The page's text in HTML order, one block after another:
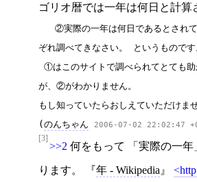
ゴリオ暦では一年は何日と計算
②実際の一年は何日であるとされ
ぞれ調べてきなさい。 というものです
①はこのサイトで調べられてとても助
が、②がわかりません。
もし知っていたらおしえていただけま
( のんちゃん 2006-07-02 22:02:47
[3]
>>2 何をもって 実際の一年
ります。 年 - Wikipedia